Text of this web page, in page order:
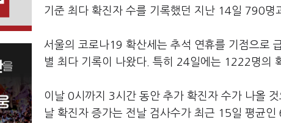
기준 최다 확진자 수를 기록했던 지난 14일 790명
서울의 코로나19 확산세는 추석 연휴를 기점으로
별 최다 기록이 나왔다. 특히 24일에는 1222명의
이날 0시까지 3시간 동안 추가 확진자 수가 나올
날 확진자 증가는 전날 검사수가 최근 15일 평균